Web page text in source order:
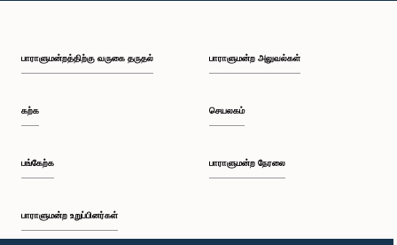
பாராளுமன்றத்திற்கு வருகை தருதல்
கற்க
பங்கேற்க
பாராளுமன்ற உறுப்பினர்கள்
பாராளுமன்ற அலுவல்கள்
செயலகம்
பாராளுமன்ற நேரலை